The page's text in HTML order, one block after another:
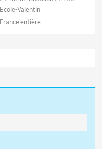
Ecole-Valentin